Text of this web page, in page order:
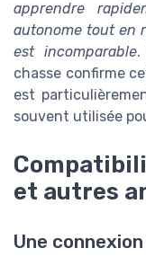
apprendre
autonome tout en
est incomparable.
chasse confirme
est
souvent utilisée
et autres
Une